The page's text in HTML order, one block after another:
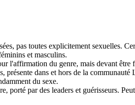
pas toutes explicitement sexuelles.
et masculins.
l'affirmation du genre, mais devant être
présente dans et hors de la
du sexe.
porté par des leaders et guérisseurs.